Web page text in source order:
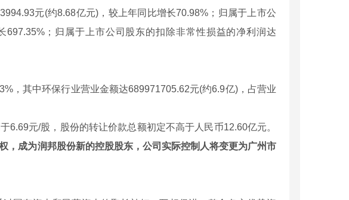
元(约8.68亿元)，较上年同比增长70.98%；归属于上市公
；归属于上市公司股东的扣除非常性损益的净利润达
其中环保行业营业金额达689971705.62元(约6.9亿)，占营业
元/股，股份的转让价款总额初定不高于人民币12.60亿元。
，成为润邦股份新的控股股东，公司实际控制人将变更为广州市